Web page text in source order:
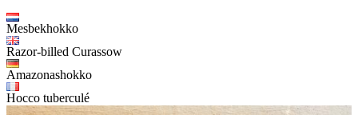
Mesbekhokko
Razor-billed Curassow
Amazonashokko
Hocco tuberculé